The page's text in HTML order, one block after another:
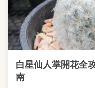
白星仙人掌開花全
南